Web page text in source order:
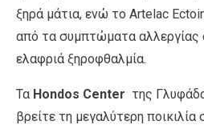
ξηρά μάτια, ενώ το Artelac
από τα συμπτώματα αλλεργίας
ελαφριά ξηροφθαλμία.
Τα Hondos Center της
βρείτε τη μεγαλύτερη